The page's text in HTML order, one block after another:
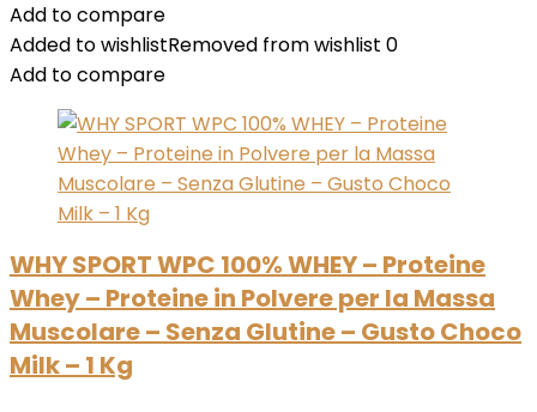
Add to compare
Added to wishlistRemoved from wishlist 0
Add to compare
WHY SPORT WPC 100% WHEY – Proteine
Whey – Proteine in Polvere per la Massa
Muscolare – Senza Glutine – Gusto Choco
Milk – 1 Kg